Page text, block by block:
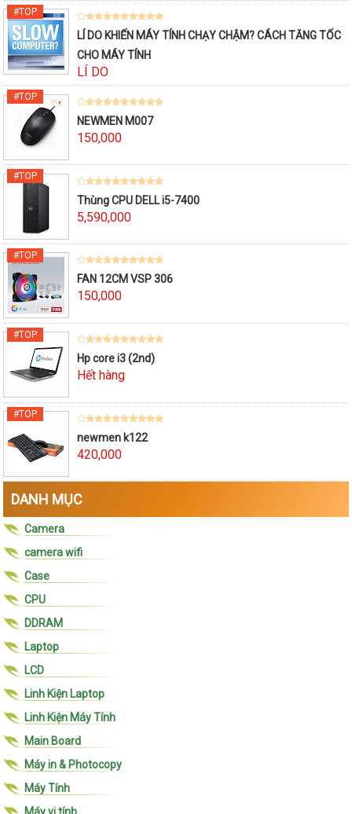
LÍ DO KHIẾN MÁY TÍNH CHẠY CHẬM? CÁCH TĂNG TỐC
CHO MÁY TÍNH
LÍ DO
NEWMEN M007
150,000
Thùng CPU DELL i5-7400
5,590,000
FAN 12CM VSP 306
150,000
Hp core i3 (2nd)
Hết hàng
newmen k122
420,000
DANH MỤC
Camera
camera wifi
Case
CPU
DDRAM
Laptop
LCD
Linh Kiện Laptop
Linh Kiện Máy Tính
Main Board
Máy in & Photocopy
Máy Tính